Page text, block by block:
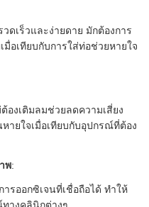
ดเร็วและง่ายดาย มักต้องการ
มื่อเทียบกับการใส่ท่อช่วยหายใจ
องเติมลมช่วยลดความเสี่ยง
ายใจเมื่อเทียบกับอุปกรณ์ที่ต้อง
พ:
รออกซิเจนที่เชื่อถือได้ ทำให้